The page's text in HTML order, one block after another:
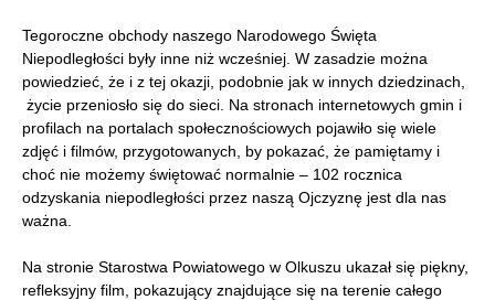
Tegoroczne obchody naszego Narodowego Święta
Niepodległości były inne niż wcześniej. W zasadzie można
powiedzieć, że i z tej okazji, podobnie jak w innych dziedzinach,
życie przeniosło się do sieci. Na stronach internetowych gmin i
profilach na portalach społecznościowych pojawiło się wiele
zdjęć i filmów, przygotowanych, by pokazać, że pamiętamy i
choć nie możemy świętować normalnie – 102 rocznica
odzyskania niepodległości przez naszą Ojczyznę jest dla nas
ważna.
Na stronie Starostwa Powiatowego w Olkuszu ukazał się piękny,
refleksyjny film, pokazujący znajdujące się na terenie całego